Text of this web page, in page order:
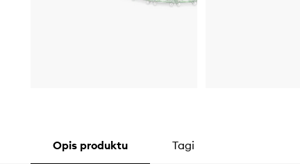
Opis produktu Tagi